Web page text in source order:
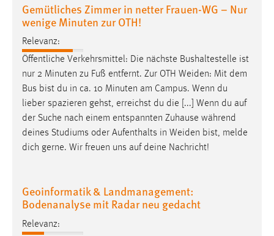
Gemütliches Zimmer in netter Frauen-WG – Nur
wenige Minuten zur OTH!
Relevanz:
Öffentliche Verkehrsmittel: Die nächste Bushaltestelle ist
nur 2 Minuten zu Fuß entfernt. Zur OTH Weiden: Mit dem
Bus bist du in ca. 10 Minuten am Campus. Wenn du
lieber spazieren gehst, erreichst du die [...] Wenn du auf
der Suche nach einem entspannten Zuhause während
deines Studiums oder Aufenthalts in Weiden bist, melde
dich gerne. Wir freuen uns auf deine Nachricht!
Geoinformatik & Landmanagement:
Bodenanalyse mit Radar neu gedacht
Relevanz: